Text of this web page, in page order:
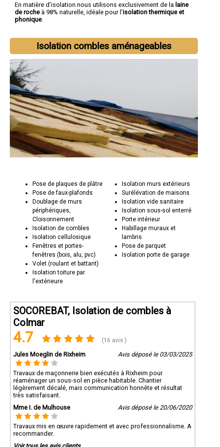
En matière d’isolation nous utilisons exclusivement de la laine
de roche à 98% naturelle, idéale pour l’isolation thermique et
phonique.
Isolation combles aménageables
Pose de plaques de plâtre
Pose de faux-plafonds
Doublage de murs
périphériques,
Cloisonnement
Isolation de combles
Isolation cellulosique
Fenêtres et portes-
fenêtres (bois, alu, pvc)
Volet (roulant et battant)
Isolation toiture par
l'extérieure
Isolation murs extérieurs
Surélévation de maisons
Isolation vide sanitaire
Isolation sous-sol enterré
Porte intérieur
Habillage muraux et
lambris
Pose de parquet
Isolation porte de garage
SOCOREBAT, Isolation de combles à
Colmar
4.7 (16 avis )
Jules Moeglin de Rixheim Avis déposé le 03/03/2025
Travaux de maçonnerie bien exécutés à Rixheim pour
réaménager un sous-sol en pièce habitable. Chantier
légèrement décalé, mais communication honnête et résultat
très satisfaisant.
Mme I. de Mulhouse
Avis déposé le 20/06/2020
Travaux mis en œuvre rapidement et avec professionnalisme. A
recommander.